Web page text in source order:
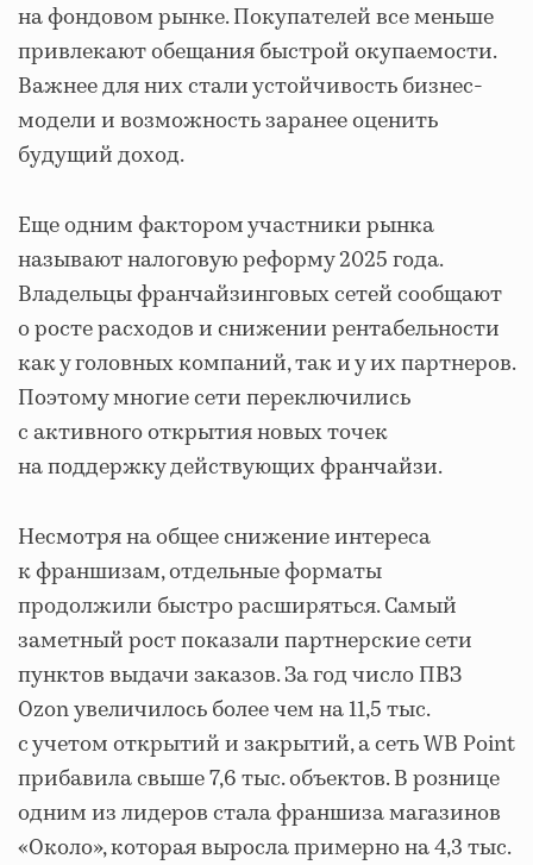
на фондовом рынке. Покупателей все меньше
привлекают обещания быстрой окупаемости.
Важнее для них стали устойчивость бизнес-
модели и возможность заранее оценить
будущий доход.
Еще одним фактором участники рынка
называют налоговую реформу 2025 года.
Владельцы франчайзинговых сетей сообщают
о росте расходов и снижении рентабельности
как у головных компаний, так и у их партнеров.
Поэтому многие сети переключились
с активного открытия новых точек
на поддержку действующих франчайзи.
Несмотря на общее снижение интереса
к франшизам, отдельные форматы
продолжили быстро расширяться. Самый
заметный рост показали партнерские сети
пунктов выдачи заказов. За год число ПВЗ
Ozon увеличилось более чем на 11,5 тыс.
с учетом открытий и закрытий, а сеть WB Point
прибавила свыше 7,6 тыс. объектов. В рознице
одним из лидеров стала франшиза магазинов
«Около», которая выросла примерно на 4,3 тыс.